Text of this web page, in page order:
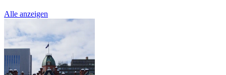
Alle anzeigen